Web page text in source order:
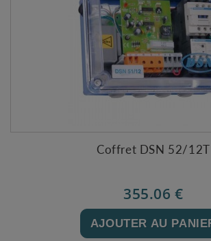
Coffret DSN 52/12T
355.06 €
AJOUTER AU